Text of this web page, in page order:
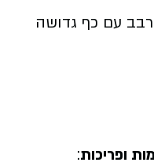
עם כף גדושה
ופריכות: